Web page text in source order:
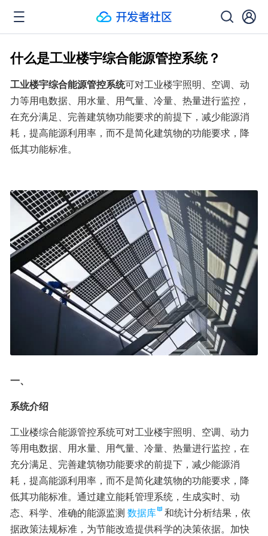
什么是工业楼宇综合能源管控系统？
工业楼宇综合能源管控系统可对工业楼宇照明、空调、动
力等用电数据、用水量、用气量、冷量、热量进行监控，
在充分满足、完善建筑物功能要求的前提下，减少能源消
耗，提高能源利用率，而不是简化建筑物的功能要求，降
低其功能标准。
一、
系统介绍
工业楼综合能源管控系统可对工业楼宇照明、空调、动力
等用电数据、用水量、用气量、冷量、热量进行监控，在
充分满足、完善建筑物功能要求的前提下，减少能源消
耗，提高能源利用率，而不是简化建筑物的功能要求，降
低其功能标准。通过建立能耗管理系统，生成实时、动
态、科学、准确的能源监测 数据库
和统计分析结果，依
据政策法规标准，为节能改造提供科学的决策依据。加快